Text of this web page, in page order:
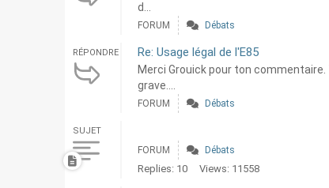
d...
FORUM Débats
RÉPONDRE Re: Usage légal de l'E85
Merci Grouick pour ton
grave....
FORUM Débats
SUJET
FORUM Débats
Replies: 10 Views: 11558